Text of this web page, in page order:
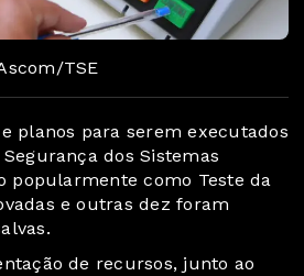
TSE
planos para serem executados
dos Sistemas
popularmente como Teste da
e outras dez foram
de recursos, junto ao